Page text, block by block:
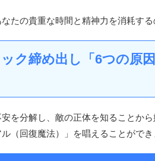
たの貴重な時間と精神力を消耗す
ク締め出し「6つの原
を分解し、敵の正体を知ることか
（回復魔法）」を唱えることができ